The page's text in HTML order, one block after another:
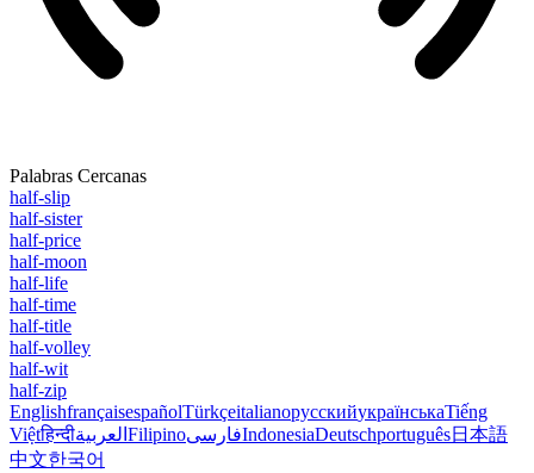
Palabras Cercanas
half-slip
half-sister
half-price
half-moon
half-life
half-time
half-title
half-volley
half-wit
half-zip
EnglishfrançaisespañolTürkçeitalianoрусскийукраїнськаTiếng
Việtहिन्दीالعربية FilipinoفارسیIndonesiaDeutschportuguês日本語
中文한국어